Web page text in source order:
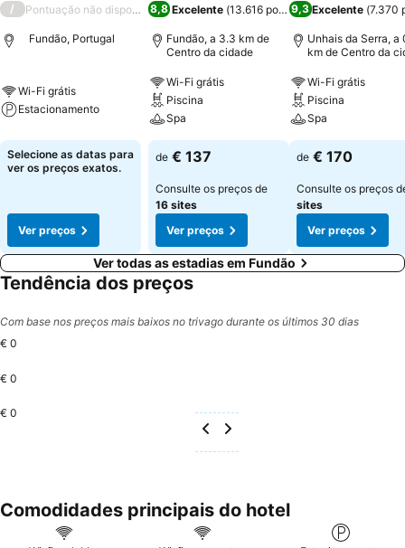
/ Pontuação não disponível
Fundão, Portugal
Wi-Fi grátis
Estacionamento
Selecione as datas para
ver os preços exatos.
Ver preços
8,8 Excelente (13.616 pontuações)
Fundão, a 3.3 km de
Centro da cidade
Wi-Fi grátis
Piscina
Spa
de € 137
Consulte os preços de
16 sites
Ver preços
9,3 Excelente (7.370
Unhais da Serra, a
km de Centro da
Wi-Fi grátis
Piscina
Spa
de € 170
Consulte os preços
sites
Ver preços
Ver todas as estadias em Fundão
Tendência dos preços
Com base nos preços mais baixos no trivago durante os últimos 30 dias
€ 0
€ 0
€ 0
Comodidades principais do hotel